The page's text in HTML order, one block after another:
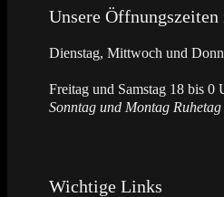
Unsere Öffnungszeiten
Dienstag, Mittwoch und
Freitag und Samstag 18 bis 0
Sonntag und Montag Ruhetag
Wichtige Links